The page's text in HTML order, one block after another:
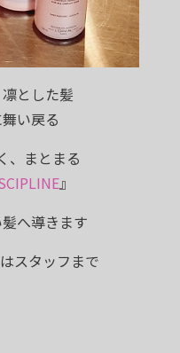
とした髪
い戻る
、まとまる
』
へ導きます
スタッフまで